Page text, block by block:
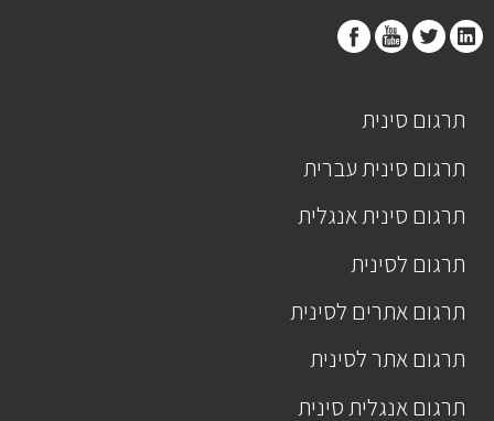
תרגום סינית
תרגום סינית עברית
תרגום סינית אנגלית
תרגום לסינית
תרגום אתרים לסינית
תרגום אתר לסינית
תרגום אנגלית סינית